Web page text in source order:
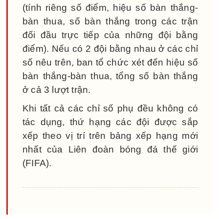
(tính riêng số điểm, hiệu số bàn thắng-
bàn thua, số bàn thắng trong các trận
đối đầu trực tiếp của những đội bằng
điểm). Nếu có 2 đội bằng nhau ở các chỉ
số nêu trên, ban tổ chức xét đến hiệu số
bàn thắng-bàn thua, tổng số bàn thắng
ở cả 3 lượt trận.
Khi tất cả các chỉ số phụ đều không có
tác dụng, thứ hạng các đội được sắp
xếp theo vị trí trên bảng xếp hạng mới
nhất của Liên đoàn bóng đá thế giới
(FIFA).